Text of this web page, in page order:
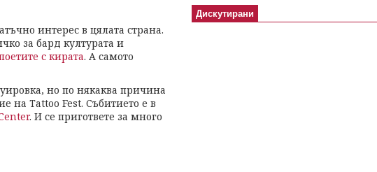
интерес в цялата страна.
за бард културата и
с кирата. А самото
но по някаква причина
на Tattoo Fest. Събитието е в
. И се пригответе за много
Дискутирани